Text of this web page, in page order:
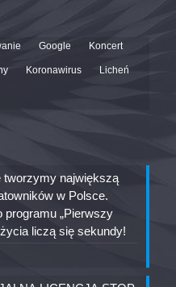
Google Koncert
Koronawirus Licheń
tworzymy największą
w Polsce.
programu „Pierwszy
liczą się sekundy!